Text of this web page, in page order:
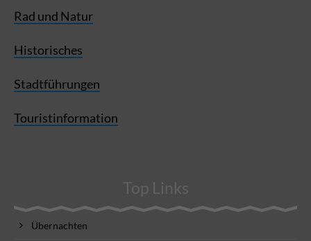
Rad und Natur
Historisches
Stadtführungen
Touristinformation
Top Links
Übernachten